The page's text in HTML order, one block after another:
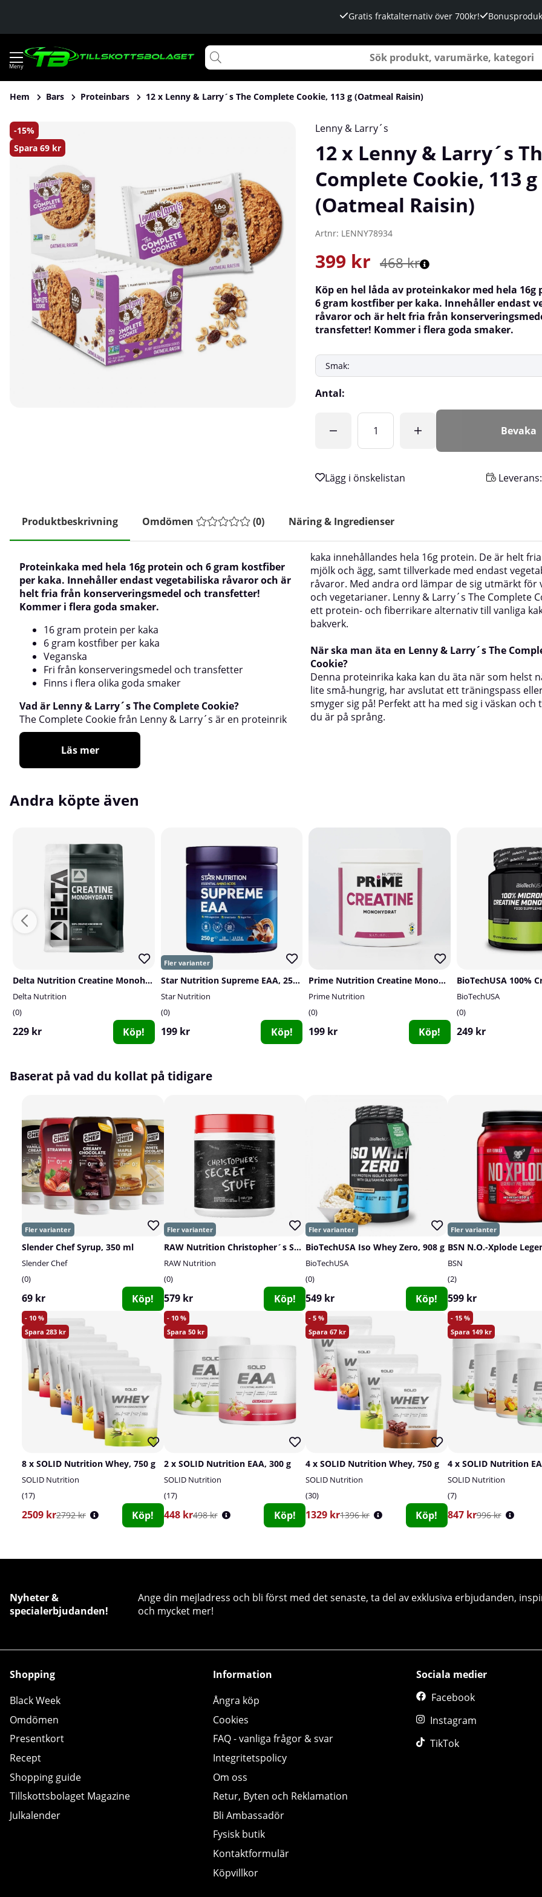
Gratis fraktalternativ över 700kr!
Hem Bars Proteinbars 12 x Lenny & Larry´s The Complete Cookie, 113 g (Oatmeal Raisin)
15
Spara 69 kr
Produktbilder 12 x Lenny & Larry´s The Complete Cookie, 113 g (Oatmeal Raisin)
Lenny & Larry´s
12 x Lenny & Larry´s
Complete Cookie, 113 g
(Oatmeal Raisin)
Artnr: LENNY78934
468kr
399 kr
Köp en hel låda av proteinkakor med hela 16g
6 gram kostfiber per kaka. Innehåller endast
råvaror och är helt fria från
transfetter! Kommer i flera goda smaker.
Antal:
Bevaka
Leverans:
Produktbeskrivning Omdömen (0) Näring & Ingredienser
Proteinkaka med hela 16g protein och 6 gram kostfiber
per kaka. Innehåller endast vegetabiliska råvaror och är
helt fria från konserveringsmedel och transfetter!
Kommer i flera goda smaker.
16 gram protein per kaka
6 gram kostfiber per kaka
Veganska
Fri från konserveringsmedel och transfetter
Finns i flera olika goda smaker
Vad är Lenny & Larry´s The Complete Cookie?
The Complete Cookie från Lenny & Larry´s är en proteinrik
kaka innehållandes hela 16g protein. De är helt
mjölk och ägg, samt tillverkade med endast
råvaror. Med andra ord lämpar de sig utmärkt för
och vegetarianer. Lenny & Larry´s The Complete
ett protein- och fiberrikare alternativ till vanliga
bakverk.
När ska man äta en Lenny & Larry´s The
Cookie?
Denna proteinrika kaka kan du äta när som helst
lite små-hungrig, har avslutat ett träningspass
smyger sig på! Perfekt att ha med sig i väskan och
du är på språng.
Läs mer
Andra köpte även
Delta Nutrition Creatine Monohydrate, 400 g
Delta Nutrition
0
229 kr Köp!
Star Nutrition Supreme EAA, 250 g
Star Nutrition
0
199 kr Köp!
Prime Nutrition Creatine Monohydrate, 300 g
Prime Nutrition
0
199 kr Köp!
BioTechUSA
0
249 kr
Baserat på vad du kollat på tidigare
Slender Chef Syrup, 350 ml
Slender Chef
0
69 kr Köp!
RAW Nutrition Christopher´s Secret Stuff, 40 serv.
RAW Nutrition
0
579 kr Köp!
BioTechUSA Iso Whey Zero, 908 g
BioTechUSA
0
549 kr Köp!
BSN
2
599 kr
10
283
8 x SOLID Nutrition Whey, 750 g
SOLID Nutrition
17
2509 kr2792 kr Köp!
10
50
2 x SOLID Nutrition EAA, 300 g
SOLID Nutrition
17
448 kr498 kr Köp!
5
67
4 x SOLID Nutrition Whey, 750 g
SOLID Nutrition
30
1329 kr1396 kr Köp!
15
149
4 x SOLID Nutrition
SOLID Nutrition
7
847 kr996 kr
Nyheter &
specialerbjudanden!
Ange din mejladress och bli först med det senaste, ta del av exklusiva erbjudanden,
och mycket mer!
Shopping
Black Week
Omdömen
Presentkort
Recept
Shopping guide
Tillskottsbolaget Magazine
Julkalender
Information
Ångra köp
Cookies
FAQ - vanliga frågor & svar
Integritetspolicy
Om oss
Retur, Byten och Reklamation
Bli Ambassadör
Fysisk butik
Kontaktformulär
Köpvillkor
Sociala medier
Facebook
Instagram
TikTok